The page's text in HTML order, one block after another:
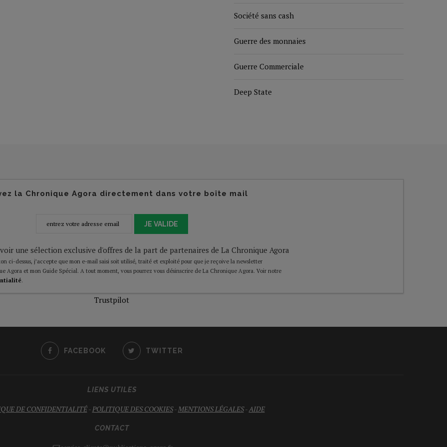
Société sans cash
Guerre des monnaies
Guerre Commerciale
Deep State
la Chronique Agora directement dans votre boîte mail
JE VALIDE
une sélection exclusive d'offres de la part de partenaires de La Chronique Agora
ci-dessus, j’accepte que mon e-mail saisi soit utilisé, traité et exploité pour que je reçoive la newsletter
Agora et mon Guide Spécial. A tout moment, vous pourrez vous désinscrire de La Chronique Agora. Voir notre
.
Trustpilot
FACEBOOK TWITTER
LIENS UTILES
DE CONFIDENTIALITÉ-POLITIQUE DES COOKIES-MENTIONS LÉGALES-AIDE
CONTACT